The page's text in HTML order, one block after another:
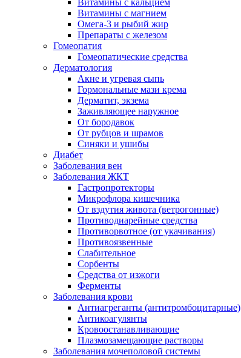
Витамины с кальцием
Витамины с магнием
Омега-3 и рыбий жир
Препараты с железом
Гомеопатия
Гомеопатические средства
Дерматология
Акне и угревая сыпь
Гормональные мази крема
Дерматит, экзема
Заживляющее наружное
От бородавок
От рубцов и шрамов
Синяки и ушибы
Диабет
Заболевания вен
Заболевания ЖКТ
Гастропротекторы
Микрофлора кишечника
От вздутия живота (ветрогонные)
Противодиарейные средства
Противорвотное (от укачивания)
Противоязвенные
Слабительное
Сорбенты
Средства от изжоги
Ферменты
Заболевания крови
Антиагреганты (антитромбоцитарные)
Антикоагулянты
Кровоостанавливающие
Плазмозамещающие растворы
Заболевания мочеполовой системы